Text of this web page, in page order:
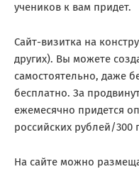
учеников к вам придет.
Сайт-визитка на
других). Вы можете
самостоятельно, даже
бесплатно. За
ежемесячно придется
российских рублей/300
На сайте можно